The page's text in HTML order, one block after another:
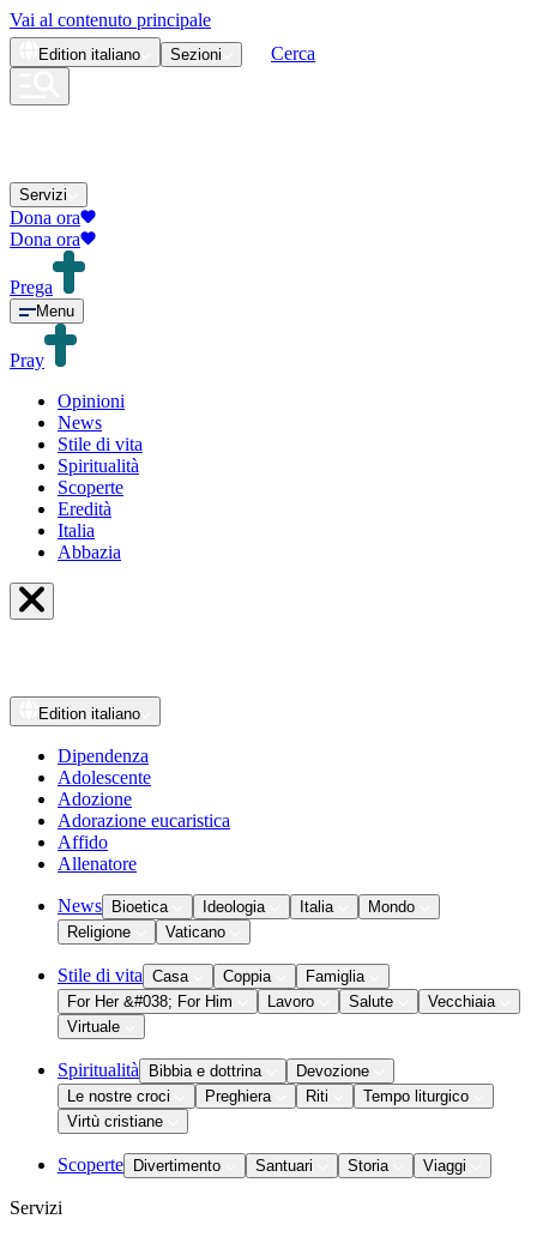
Vai al contenuto principale
Edition italiano Sezioni Cerca
Servizi
Dona ora
Dona ora
Prega
Menu
Pray
Opinioni
News
Stile di vita
Spiritualità
Scoperte
Eredità
Italia
Abbazia
Edition italiano
Dipendenza
Adolescente
Adozione
Adorazione eucaristica
Affido
Allenatore
News Bioetica Ideologia Italia
Mondo
Religione
Vaticano
Stile di vita Casa Coppia
Famiglia
For Her &#038; For Him
Lavoro Salute
Vecchiaia
Virtuale
Spiritualità Bibbia e dottrina
Devozione
Le nostre croci
Preghiera Riti
Tempo liturgico
Virtù cristiane
Scoperte Divertimento Santuari Storia Viaggi
Servizi